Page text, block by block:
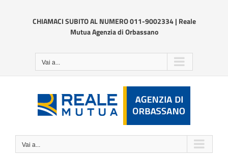
contenutoCHIAMACI SUBITO AL NUMERO 011-9002334 | Reale
Mutua Agenzia di Orbassano
Vai a...
Vai a...